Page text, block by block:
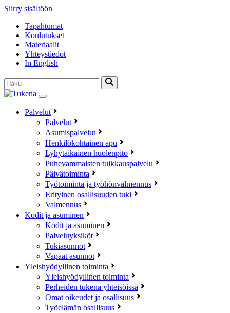
Siirry sisältöön
Tapahtumat
Koulutukset
Materiaalit
Yhteystiedot
In English
Haku:
Palvelut
Palvelut
Asumispalvelut
Henkilökohtainen apu
Lyhytaikainen huolenpito
Puhevammaisten tulkkauspalvelu
Päivätoiminta
Työtoiminta ja työhönvalmennus
Erityinen osallisuuden tuki
Valmennus
Kodit ja asuminen
Kodit ja asuminen
Palveluyksiköt
Tukiasunnot
Vapaat asunnot
Yleishyödyllinen toiminta
Yleishyödyllinen toiminta
Perheiden tukena yhteisöissä
Omat oikeudet ja osallisuus
Työelämän osallisuus